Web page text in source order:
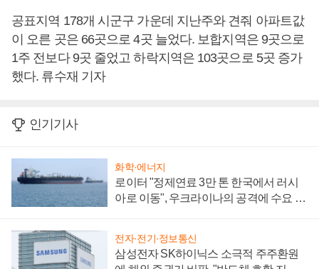
공표지역 178개 시군구 가운데 지난주와 견줘 아파트값
이 오른 곳은 66곳으로 4곳 늘었다. 보합지역은 9곳으로
1주 전보다 9곳 줄었고 하락지역은 103곳으로 5곳 증가
했다. 류수재 기자
인기기사
화학·에너지
로이터 "정제연료 3만 톤 한국에서 러시
아로 이동", 우크라이나의 공격에 수요 늘
전자·전기·정보통신
삼성전자 SK하이닉스 소극적 주주환원